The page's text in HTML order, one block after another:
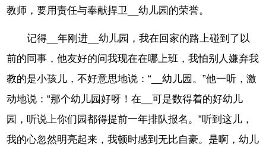
教师，要用责任与奉献捍卫__幼儿园的荣誉。
记得__年刚进__幼儿园，我在回家的路上碰到了以
前的同事，他友好的问我现在在哪上班，我怕别人嫌弃我
教的是小孩儿，不好意思地说：“__幼儿园。”他一听，激
动地说：“那个幼儿园好呀！在__可是数得着的好幼儿
园，听说上你们园都得提前一年排队报名。”听到这儿，
我的心忽然明亮起来，我顿时感到无比自豪。是啊，幼儿